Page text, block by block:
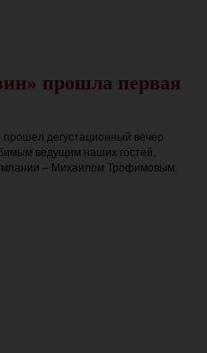
прошла первая
прошел дегустационный вечер
ведущим наших гостей,
– Михаилом Трофимовым.